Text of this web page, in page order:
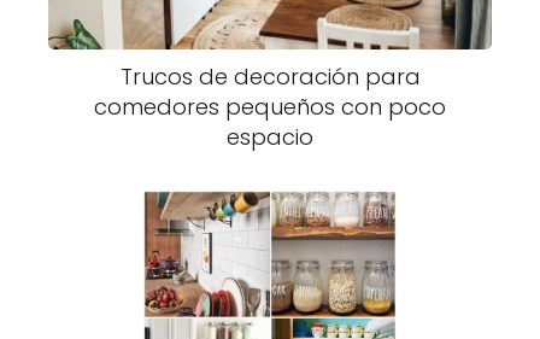
Trucos de decoración para
comedores pequeños con poco
espacio